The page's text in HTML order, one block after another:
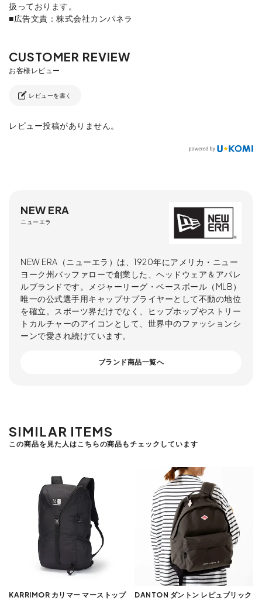
扱っております。
■広告文責：株式会社カンパネラ
レビューを書く
レビュー投稿がありません。
NEW ERA
ニューエラ
NEW ERA（ニューエラ）は、1920年にアメリカ・ニュー
ヨーク州バッファローで創業した、ヘッドウェア＆アパレ
ルブランドです。メジャーリーグ・ベースボール（MLB）
唯一の公式選手用キャップサプライヤーとして不動の地位
を確立。スポーツ界だけでなく、ヒップホップやストリー
トカルチャーのアイコンとして、世界中のファッションシ
ーンで愛され続けています。
ブランド商品一覧へ
SIMILAR ITEMS
この商品を見た人はこちらの商品もチェックしています
KARRIMOR カリマー マーストップ
DANTON ダントン レピュブリック